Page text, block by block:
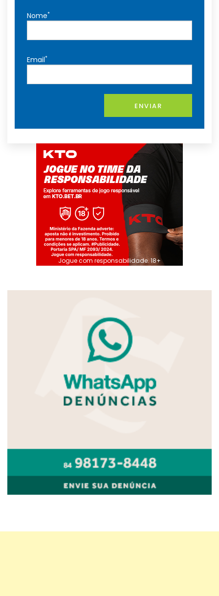
Nome*
Email*
ENVIAR
Jogue com responsabilidade. 18+